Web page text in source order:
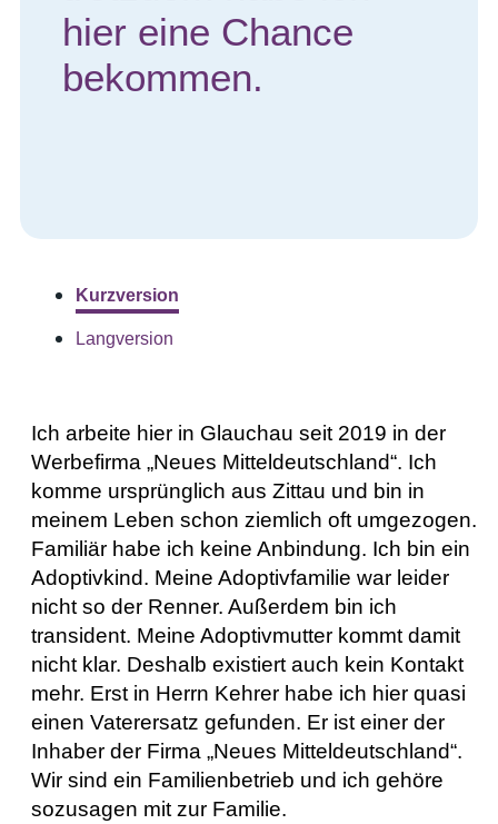
hier eine Chance
bekommen.
Kurzversion
Langversion
Ich arbeite hier in Glauchau seit 2019 in der
Werbefirma „Neues Mitteldeutschland“. Ich
komme ursprünglich aus Zittau und bin in
meinem Leben schon ziemlich oft umgezogen.
Familiär habe ich keine Anbindung. Ich bin ein
Adoptivkind. Meine Adoptivfamilie war leider
nicht so der Renner. Außerdem bin ich
transident. Meine Adoptivmutter kommt damit
nicht klar. Deshalb existiert auch kein Kontakt
mehr. Erst in Herrn Kehrer habe ich hier quasi
einen Vaterersatz gefunden. Er ist einer der
Inhaber der Firma „Neues Mitteldeutschland“.
Wir sind ein Familienbetrieb und ich gehöre
sozusagen mit zur Familie.